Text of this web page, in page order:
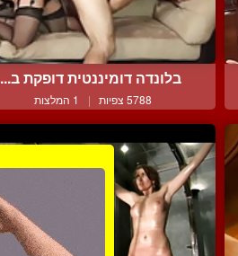
בלונדה דומיננטית דופקת ב...
5788 צפיות | 1 המלצות